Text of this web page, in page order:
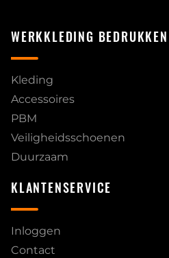
WERKKLEDING BEDRUKKEN
Kleding
Accessoires
PBM
Veiligheidsschoenen
Duurzaam
KLANTENSERVICE
Inloggen
Contact